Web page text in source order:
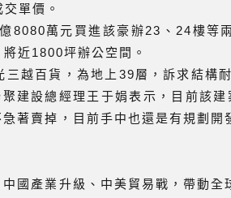
單價。
8080萬元買進該豪辦23、24樓等
近1800坪辦公空間。
越百貨，為地上39層，訴求結構
建設總經理王于娟表示，目前該建
著賣掉，目前手中也還是有規劃開
國產業升級、中美貿易戰，帶動全